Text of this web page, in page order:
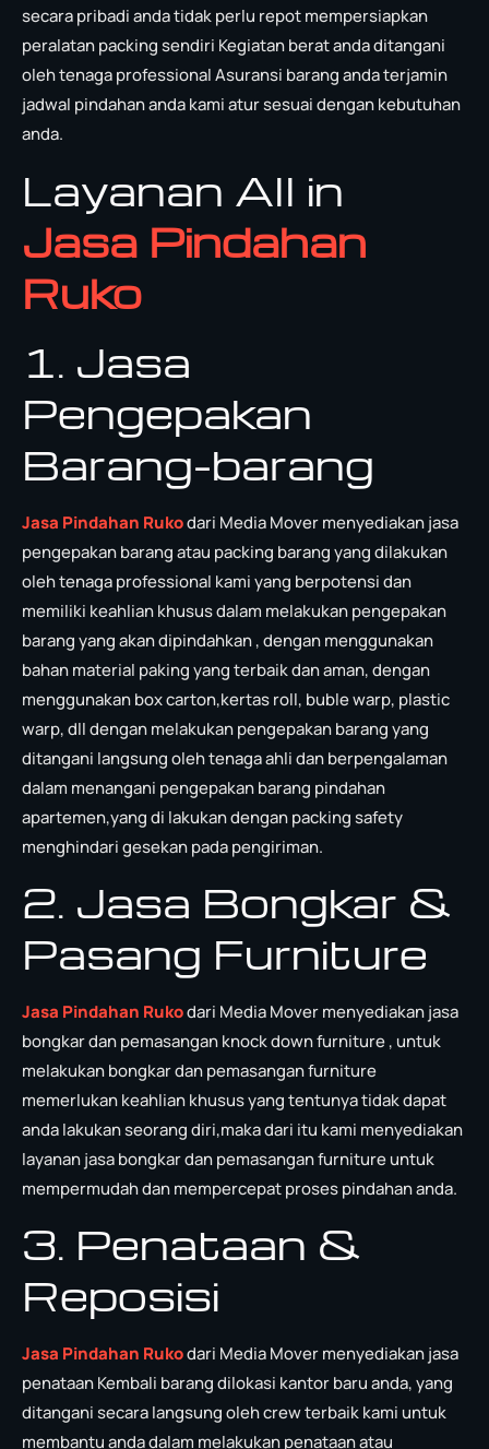
secara pribadi anda tidak perlu repot mempersiapkan
peralatan packing sendiri Kegiatan berat anda ditangani
oleh tenaga professional Asuransi barang anda terjamin
jadwal pindahan anda kami atur sesuai dengan kebutuhan
anda.
Layanan All in
Jasa Pindahan
Ruko
1. Jasa
Pengepakan
Barang-barang
Jasa Pindahan Rukodari Media Mover menyediakan jasa
pengepakan barang atau packing barang yang dilakukan
oleh tenaga professional kami yang berpotensi dan
memiliki keahlian khusus dalam melakukan pengepakan
barang yang akan dipindahkan , dengan menggunakan
bahan material paking yang terbaik dan aman, dengan
menggunakan box carton,kertas roll, buble warp, plastic
warp, dll dengan melakukan pengepakan barang yang
ditangani langsung oleh tenaga ahli dan berpengalaman
dalam menangani pengepakan barang pindahan
apartemen,yang di lakukan dengan packing safety
menghindari gesekan pada pengiriman.
2. Jasa Bongkar &
Pasang Furniture
Jasa Pindahan Rukodari Media Mover menyediakan jasa
bongkar dan pemasangan knock down furniture , untuk
melakukan bongkar dan pemasangan furniture
memerlukan keahlian khusus yang tentunya tidak dapat
anda lakukan seorang diri,maka dari itu kami menyediakan
layanan jasa bongkar dan pemasangan furniture untuk
mempermudah dan mempercepat proses pindahan anda.
3. Penataan &
Reposisi
Jasa Pindahan Rukodari Media Mover menyediakan jasa
penataan Kembali barang dilokasi kantor baru anda, yang
ditangani secara langsung oleh crew terbaik kami untuk
membantu anda dalam melakukan penataan atau